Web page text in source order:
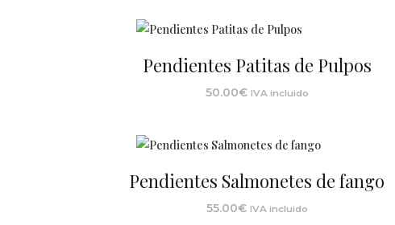
Pendientes Patitas de Pulpos
50.00€ IVA incluido
Pendientes Salmonetes de fango
55.00€ IVA incluido